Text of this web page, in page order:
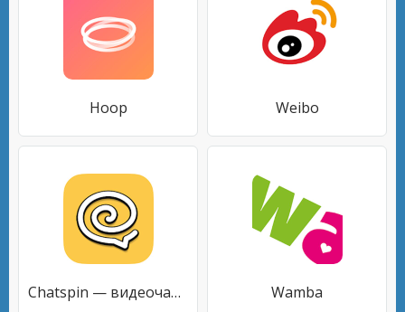
Hoop Weibo
Chatspin — видеочаты с незнакомыми людьми Wambа